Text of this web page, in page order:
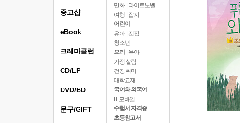
만화 | 라이트노벨
여행
잡지
어린이
유아 | 전집
청소년
요리
육아
가정 살림
건강 취미
대학교재
국어와 외국어
IT 모바일
수험서 자격증
초등참고서
중고샵
eBook
크레마클럽
CD/LP
DVD/BD
문구/GIFT